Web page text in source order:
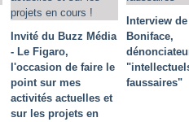
Invité du Buzz Média
- Le Figaro,
l'occasion de faire le
point sur mes
activités actuelles et
sur les projets en
Interview
Boniface,
faussaires"